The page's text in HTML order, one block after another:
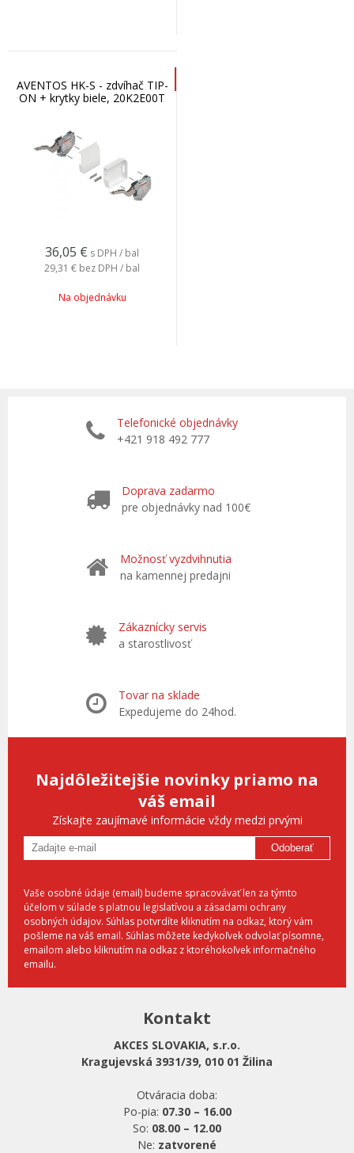
AVENTOS HK-S - zdvíhač TIP-
ON + krytky biele, 20K2E00T
36,05 € s DPH / bal
29,31 € bez DPH / bal
Na objednávku
Telefonické objednávky
+421 918 492 777
Doprava zadarmo
pre objednávky nad 100€
Možnosť vyzdvihnutia
na kamennej predajni
Zákaznícky servis
a starostlivosť
Tovar na sklade
Expedujeme do 24hod.
Najdôležitejšie novinky priamo na
váš email
Získajte zaujímavé informácie vždy medzi prvými
Odoberať
Vaše osobné údaje (email) budeme spracovávať len za týmto
účelom v súlade s platnou legislatívou a zásadami ochrany
osobných údajov. Súhlas potvrdíte kliknutím na odkaz, ktorý vám
pošleme na váš email. Súhlas môžete kedykoľvek odvolať písomne,
emailom alebo kliknutím na odkaz z ktoréhokoľvek informačného
emailu.
Kontakt
AKCES SLOVAKIA, s.r.o.
Kragujevská 3931/39, 010 01 Žilina
Otváracia doba:
Po-pia: 07.30 – 16.00
So: 08.00 – 12.00
Ne: zatvorené